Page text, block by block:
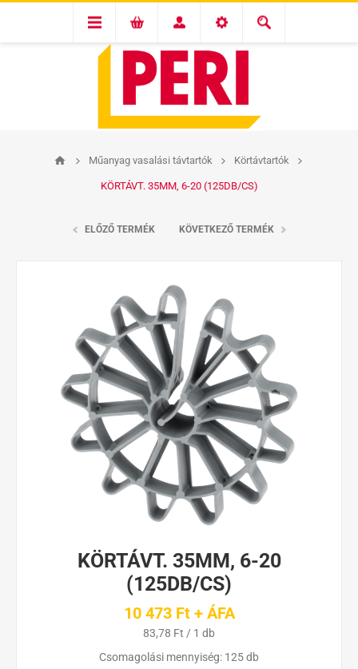
Műanyag vasalási távtartók Körtávtartók
KÖRTÁVT. 35MM, 6-20 (125DB/CS)
ELŐZŐ TERMÉK KÖVETKEZŐ TERMÉK
KÖRTÁVT. 35MM, 6-20
(125DB/CS)
10 473 Ft + ÁFA
83,78 Ft / 1 db
Csomagolási mennyiség: 125 db